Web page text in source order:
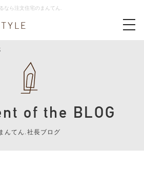
なら注文住宅のまんてん.
of the BLOG
んてん.社長ブログ